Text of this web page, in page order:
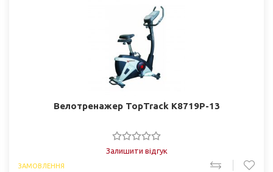
Велотренажер TopTrack K8719P-13
Залишити відгук
ЗАМОВЛЕННЯ